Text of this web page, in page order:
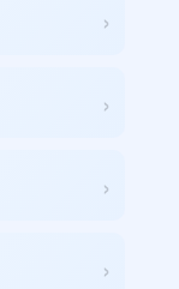
›
›
›
›